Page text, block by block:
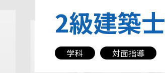
2級建築士
学科 対面指導